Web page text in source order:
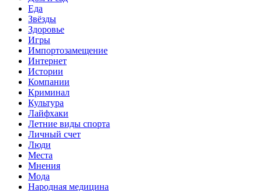
Еда
Звёзды
Здоровье
Игры
Импортозамещение
Интернет
Истории
Компании
Криминал
Культура
Лайфхаки
Летние виды спорта
Личный счет
Люди
Места
Мнения
Мода
Народная медицина